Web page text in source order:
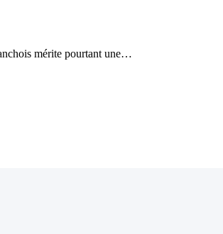
mérite pourtant une…